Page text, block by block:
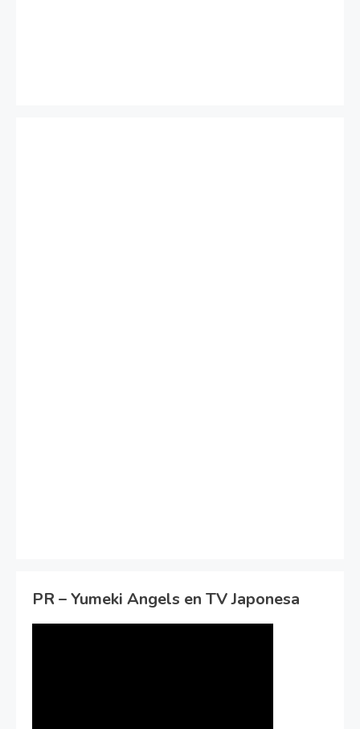
PR – Yumeki Angels en TV Japonesa